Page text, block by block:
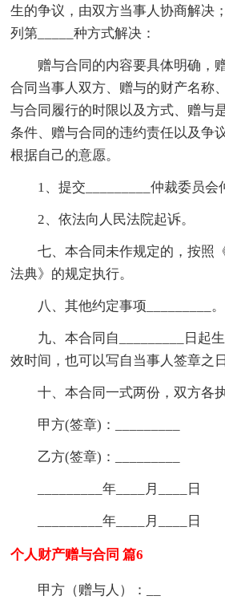
生的争议，由双方当事人协商解决
列第_____种方式解决：
赠与合同的内容要具体明确，赠
合同当事人双方、赠与的财产名称
与合同履行的时限以及方式、赠与
条件、赠与合同的违约责任以及争
根据自己的意愿。
1、提交_________仲裁委员会
2、依法向人民法院起诉。
七、本合同未作规定的，按照
法典》的规定执行。
八、其他约定事项_________。
九、本合同自_________日起生
效时间，也可以写自当事人签章之
十、本合同一式两份，双方各执
甲方(签章)：_________
乙方(签章)：_________
_________年____月____日
_________年____月____日
个人财产赠与合同 篇6
甲方（赠与人）：__